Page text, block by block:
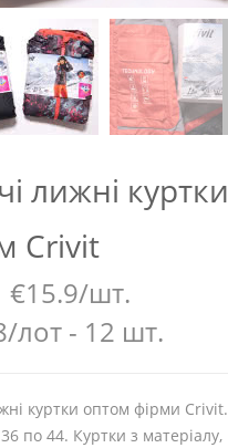
лижні куртки
Crivit
€15.9/шт.
лот - 12 шт.
куртки оптом фірми Crivit.
по 44. Куртки з матеріалу,